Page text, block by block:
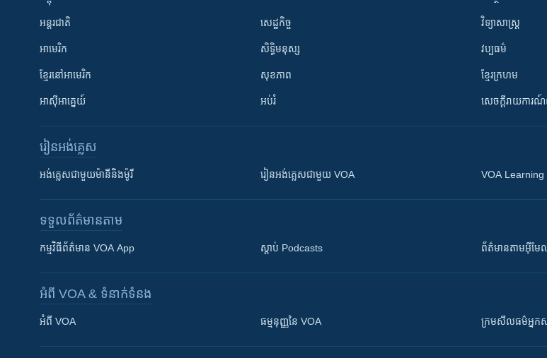
អន្តរជាតិ
អាមេរិក
ខ្មែរ​នៅអាមេរិក
អាស៊ីអាគ្នេយ៍
សេដ្ឋកិច្ច
សិទ្ធិមនុស្ស
សុខភាព
អប់រំ
វិទ្យាសាស្រ្ត
វប្បធម៌
ខ្មែរក្រហម
សេចក្តីរាយការ
រៀន​​អង់គ្លេស
អង់គ្លេស​ជាមួយ​ម៉ានី​និង​ម៉ូរី រៀន​​​​​​អង់គ្លេស​​ជាមួយ VOA VOA Learning
ទទួល​ព័ត៌មាន​តាម
កម្មវិធី​ព័ត៌មាន VOA App ស្តាប់ Podcasts ព័ត៌មាន​តាម​អ៊ីមែ
អំពី​ VOA & ទំនាក់ទំនង
អំពី​ VOA ធម្មនុញ្ញ​នៃ VOA ក្រម​​​សីលធម៌​​​អ្នក​​​ស